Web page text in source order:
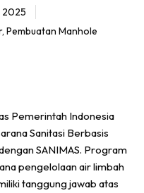
2025
, Pembuatan Manhole
Pemerintah Indonesia
Sanitasi Berbasis
SANIMAS. Program
pengelolaan air limbah
tanggung jawab atas